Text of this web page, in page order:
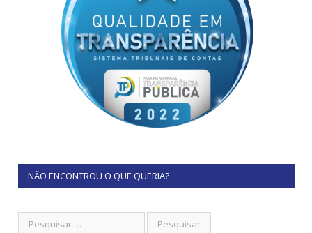
NÃO ENCONTROU O QUE QUERIA?